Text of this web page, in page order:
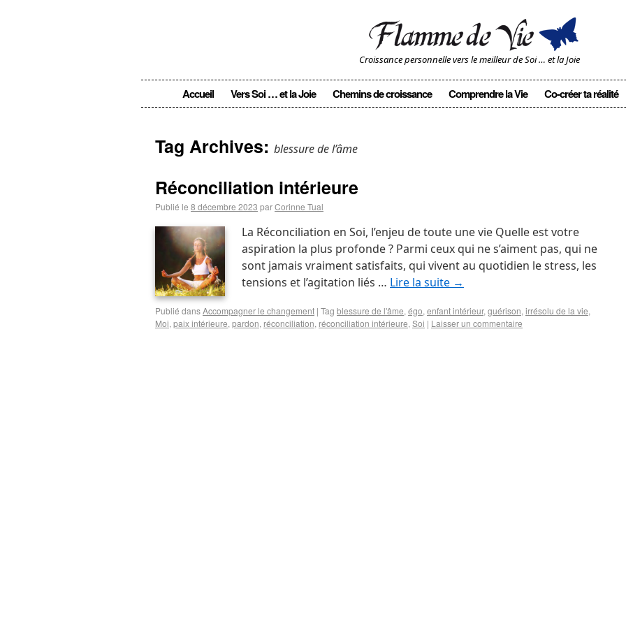
Croissance personnelle vers le meilleur de Soi … et la Joie
Accueil Vers Soi … et la Joie Chemins de croissance Comprendre la Vie Co-créer ta réalité
Tag Archives: blessure de l’âme
Réconciliation intérieure
Publié le 8 décembre 2023 parCorinne Tual
La Réconciliation en Soi, l’enjeu de toute une vie Quelle est votre
aspiration la plus profonde ? Parmi ceux qui ne s’aiment pas, qui ne
sont jamais vraiment satisfaits, qui vivent au quotidien le stress, les
tensions et l’agitation liés … Lire la suite →
Publié dansAccompagner le changement | Tag blessure de l'âme, égo, enfant intérieur, guérison, irrésolu de la vie,
Moi, paix intérieure, pardon, réconciliation, réconciliation intérieure, Soi | Laisser un commentaire